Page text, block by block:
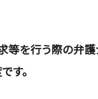
等を行う際の弁
す。